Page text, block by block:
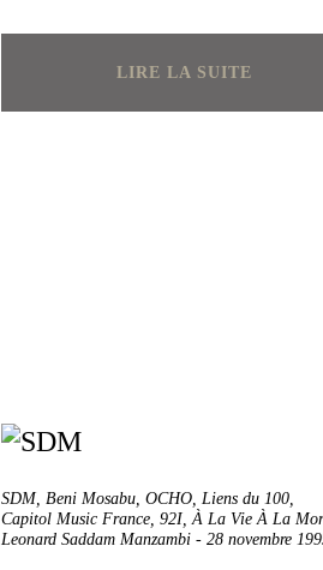
LIRE LA SUITE
SDM, Beni Mosabu, OCHO, Liens du 100,
Capitol Music France, 92I,À La Vie À La
Leonard Saddam Manzambi - 28 novembre